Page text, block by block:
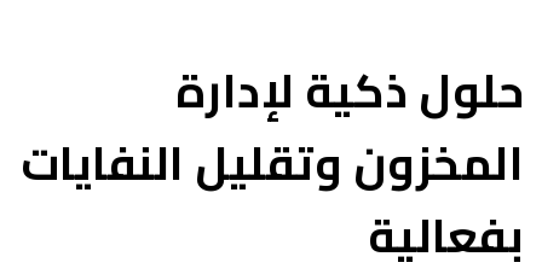
حلول ذكية لإدارة
المخزون وتقليل النفايات
بفعالية